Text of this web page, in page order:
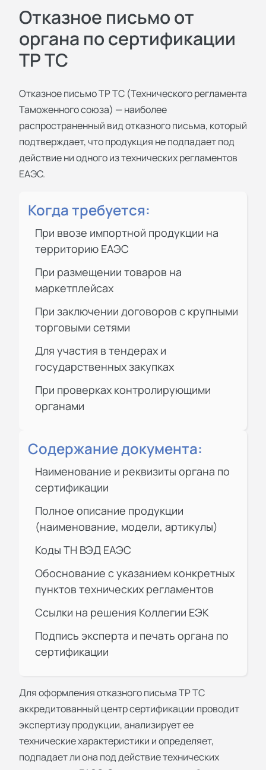
Отказное письмо от
органа по сертификации
ТР ТС
Отказное письмо ТР ТС (Технического регламента
Таможенного союза) — наиболее
распространенный вид отказного письма, который
подтверждает, что продукция не подпадает под
действие ни одного из технических регламентов
ЕАЭС.
Когда требуется:
При ввозе импортной продукции на
территорию ЕАЭС
При размещении товаров на
маркетплейсах
При заключении договоров с крупными
торговыми сетями
Для участия в тендерах и
государственных закупках
При проверках контролирующими
органами
Содержание документа:
Наименование и реквизиты органа по
сертификации
Полное описание продукции
(наименование, модели, артикулы)
Коды ТН ВЭД ЕАЭС
Обоснование с указанием конкретных
пунктов технических регламентов
Ссылки на решения Коллегии ЕЭК
Подпись эксперта и печать органа по
сертификации
Для оформления отказного письма ТР ТС
аккредитованный центр сертификации проводит
экспертизу продукции, анализирует ее
технические характеристики и определяет,
подпадает ли она под действие технических